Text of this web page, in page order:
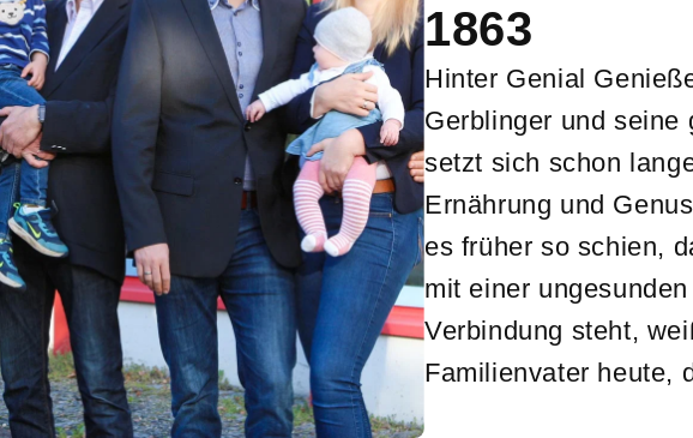
1863
Hinter Genial
Gerblinger und seine
setzt sich schon
Ernährung und
es früher so schien,
mit einer
Verbindung steht,
Familienvater heute,